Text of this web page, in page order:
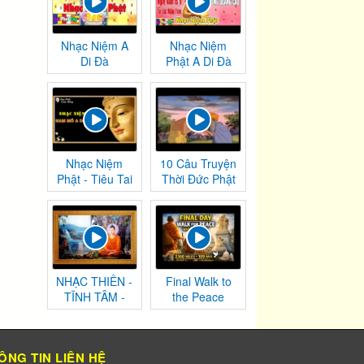
Nhạc Niệm A
Di Đà
Nhạc Niệm
Phật A Di Đà
Nhạc Niệm
Phật - Tiêu Tai
Nghiệp
Chướng
10 Câu Truyện
Thời Đức Phật
Tại Thế
NHẠC THIỀN -
TĨNH TÂM -
AN NHIÊN TỰ
TẠI
Final Walk to
the Peace
Monument |
Washington,
TIN LIÊN HỆ